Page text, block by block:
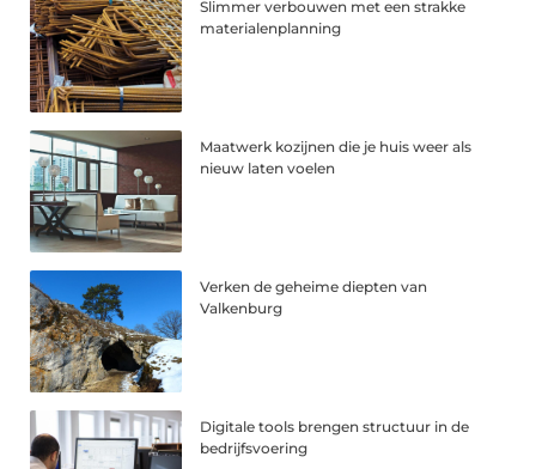
Slimmer verbouwen met een strakke
materialenplanning
Maatwerk kozijnen die je huis weer als
nieuw laten voelen
Verken de geheime diepten van
Valkenburg
Digitale tools brengen structuur in de
bedrijfsvoering